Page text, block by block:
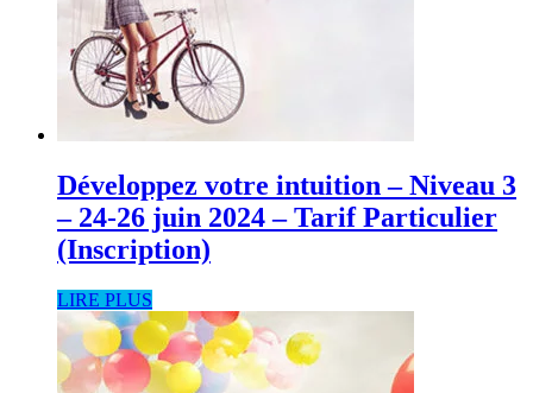
Développez votre intuition – Niveau 3
– 24-26 juin 2024 – Tarif Particulier
(Inscription)
LIRE PLUS